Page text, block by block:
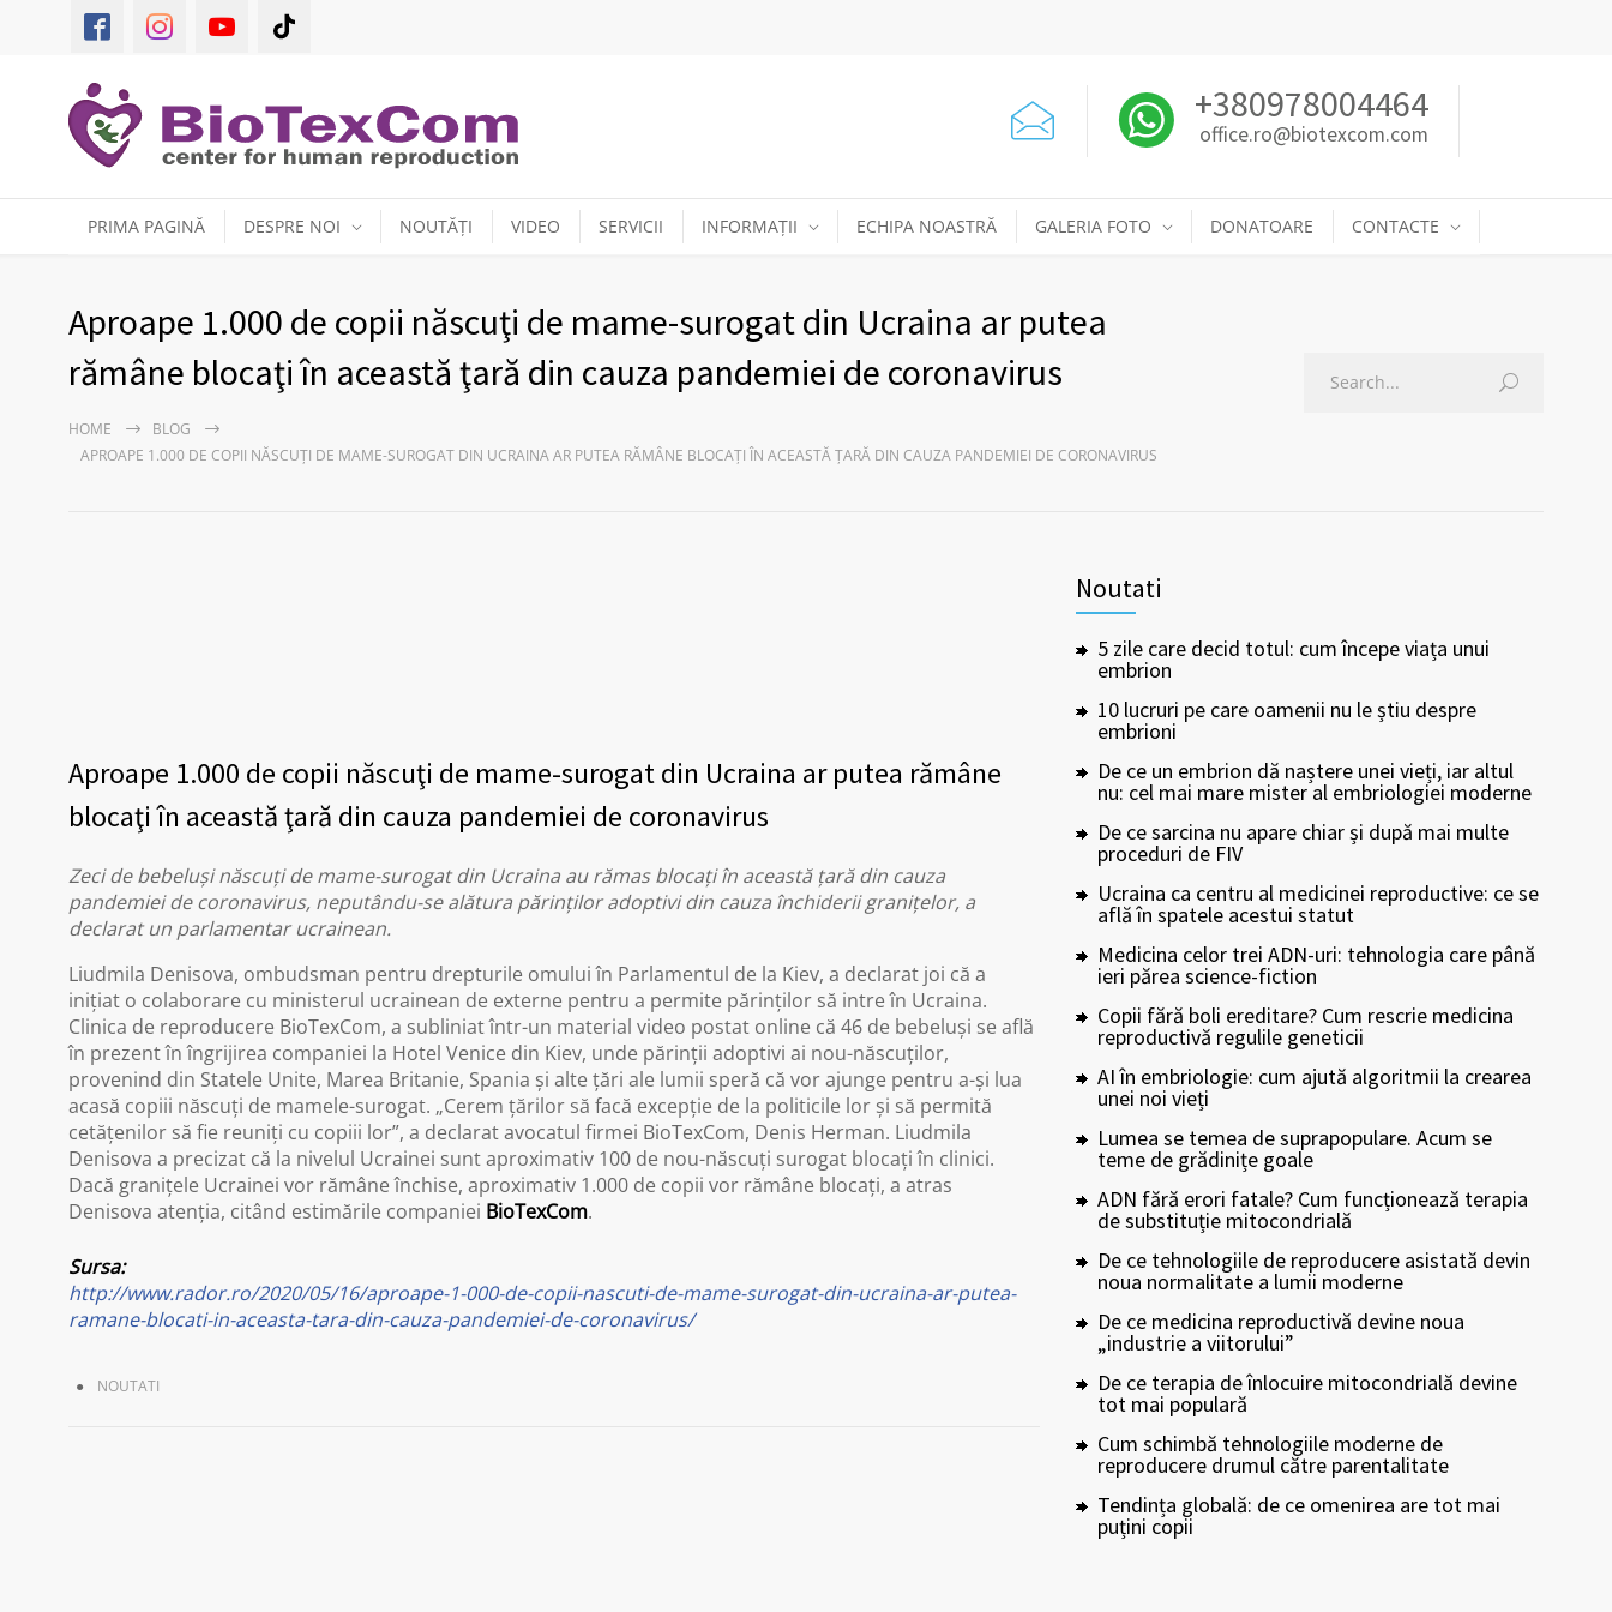
+380978004464
office.ro@biotexcom.com
PRIMA PAGINĂ DESPRE NOI NOUTĂȚI VIDEO SERVICII INFORMAȚII ECHIPA NOASTRĂ GALERIA FOTO DONATOARE CONTACTE
Aproape 1.000 de copii născuţi de mame-surogat din Ucraina ar putea
rămâne blocaţi în această ţară din cauza pandemiei de coronavirus
HOME
BLOG
APROAPE 1.000 DE COPII NĂSCUŢI DE MAME-SUROGAT DIN UCRAINA AR PUTEA RĂMÂNE BLOCAŢI ÎN ACEASTĂ ŢARĂ DIN CAUZA PANDEMIEI DE CORONAVIRUS
Aproape 1.000 de copii născuţi de mame-surogat din Ucraina ar putea rămâne
blocaţi în această ţară din cauza pandemiei de coronavirus
Zeci de bebeluşi născuţi de mame-surogat din Ucraina au rămas blocaţi în această ţară din cauza
pandemiei de coronavirus, neputându-se alătura părinţilor adoptivi din cauza închiderii graniţelor, a
declarat un parlamentar ucrainean.
Liudmila Denisova, ombudsman pentru drepturile omului în Parlamentul de la Kiev, a declarat joi că a
iniţiat o colaborare cu ministerul ucrainean de externe pentru a permite părinţilor să intre în Ucraina.
Clinica de reproducere BioTexCom, a subliniat într-un material video postat online că 46 de bebeluşi se află
în prezent în îngrijirea companiei la Hotel Venice din Kiev, unde părinţii adoptivi ai nou-născuţilor,
provenind din Statele Unite, Marea Britanie, Spania şi alte ţări ale lumii speră că vor ajunge pentru a-şi lua
acasă copiii născuţi de mamele-surogat. „Cerem ţărilor să facă excepţie de la politicile lor şi să permită
cetăţenilor să fie reuniţi cu copiii lor”, a declarat avocatul firmei BioTexCom, Denis Herman. Liudmila
Denisova a precizat că la nivelul Ucrainei sunt aproximativ 100 de nou-născuţi surogat blocaţi în clinici.
Dacă graniţele Ucrainei vor rămâne închise, aproximativ 1.000 de copii vor rămâne blocaţi, a atras
Denisova atenţia, citând estimările companiei BioTexCom.
Sursa:
http://www.rador.ro/2020/05/16/aproape-1-000-de-copii-nascuti-de-mame-surogat-din-ucraina-ar-putea-
ramane-blocati-in-aceasta-tara-din-cauza-pandemiei-de-coronavirus/
NOUTATI
Noutati
5 zile care decid totul: cum începe viața unui
embrion
10 lucruri pe care oamenii nu le știu despre
embrioni
De ce un embrion dă naștere unei vieți, iar altul
nu: cel mai mare mister al embriologiei moderne
De ce sarcina nu apare chiar și după mai multe
proceduri de FIV
Ucraina ca centru al medicinei reproductive: ce se
află în spatele acestui statut
Medicina celor trei ADN-uri: tehnologia care până
ieri părea science-fiction
Copii fără boli ereditare? Cum rescrie medicina
reproductivă regulile geneticii
AI în embriologie: cum ajută algoritmii la crearea
unei noi vieți
Lumea se temea de suprapopulare. Acum se
teme de grădinițe goale
ADN fără erori fatale? Cum funcționează terapia
de substituție mitocondrială
De ce tehnologiile de reproducere asistată devin
noua normalitate a lumii moderne
De ce medicina reproductivă devine noua
„industrie a viitorului”
De ce terapia de înlocuire mitocondrială devine
tot mai populară
Cum schimbă tehnologiile moderne de
reproducere drumul către parentalitate
Tendința globală: de ce omenirea are tot mai
puțini copii